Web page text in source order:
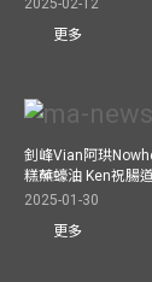
2025-02-12
更多
釗峰Vian阿珙
糕蘸蠔油 Ken祝腸
2025-01-30
更多